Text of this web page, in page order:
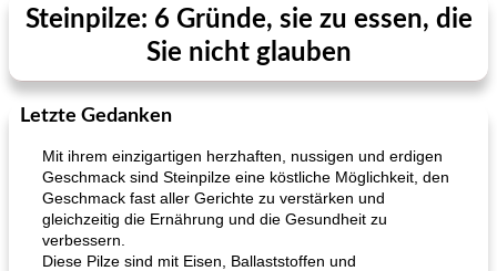
Steinpilze: 6 Gründe, sie zu essen, die
Sie nicht glauben
Letzte Gedanken
Mit ihrem einzigartigen herzhaften, nussigen und erdigen
Geschmack sind Steinpilze eine köstliche Möglichkeit, den
Geschmack fast aller Gerichte zu verstärken und
gleichzeitig die Ernährung und die Gesundheit zu
verbessern.
Diese Pilze sind mit Eisen, Ballaststoffen und